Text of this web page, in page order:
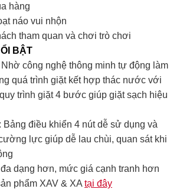
hàng
náo vui nhộn
tham quan và chơi trò chơi
BẬT
công nghệ thông minh tự động làm
quá trình giặt kết hợp thác nước với
trình giặt 4 bước giúp giặt sạch hiệu
Bảng điều khiển 4 nút dễ sử dụng và
lực giúp dễ lau chùi, quan sát khi
dạng hơn, mức giá cạnh tranh hơn
phẩm XAV & XA tại đây